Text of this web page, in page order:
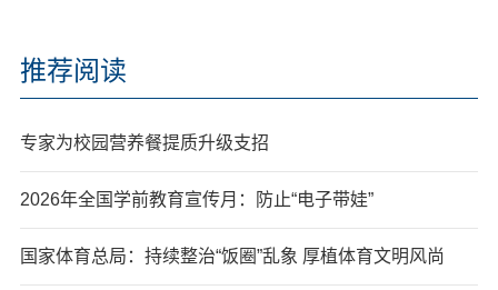
推荐阅读
专家为校园营养餐提质升级支招
2026年全国学前教育宣传月：防止“电子带娃”
国家体育总局：持续整治“饭圈”乱象 厚植体育文明风尚